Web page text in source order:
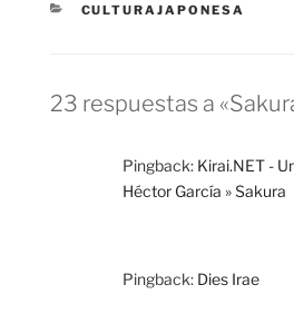
CATEGORÍAS
CULTURAJAPONESA
23 respuestas a
Pingback: Kirai.NET -
Héctor García » Sakura
Pingback: Dies Irae